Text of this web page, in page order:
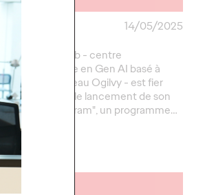
14/05/2025
Ogilvy AI.Lab - centre
d'excellence en Gen AI basé à
Paris du réseau Ogilvy - est fier
d'annoncer le lancement de son
"AI Art Program", un programme…
Plus